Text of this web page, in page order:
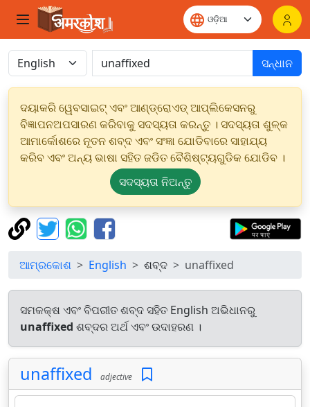
ସନ୍ଧାନ
ଦୟାକରି ୱେବସାଇଟ୍ ଏବଂ ଆଣ୍ଡ୍ରୋଏଡ୍ ଆପ୍ଲିକେସନରୁ
ବିଜ୍ଞାପନଅପସାରଣ କରିବାକୁ ସଦସ୍ୟତା କରନ୍ତୁ । ସଦସ୍ୟତା ଶୁଳ୍କ
ଆମାର୍କୋଶରେ ନୂତନ ଶବ୍ଦ ଏବଂ ସଂଜ୍ଞା ଯୋଡିବାରେ ସାହାଯ୍ୟ
କରିବ ଏବଂ ଅନ୍ୟ ଭାଷା ସହିତ ଜଡିତ ବୈଶିଷ୍ଟ୍ୟଗୁଡିକ ଯୋଡିବ ।
ସଦସ୍ୟତା ନିଅନ୍ତୁ
ଆମ୍ରକୋଶ English ଶବ୍ଦ unaffixed
ସମକକ୍ଷ ଏବଂ ବିପରୀତ ଶବ୍ଦ ସହିତ English ଅଭିଧାନରୁ
unaffixed ଶବ୍ଦର ଅର୍ଥ ଏବଂ ଉଦାହରଣ ।
unaffixed adjective